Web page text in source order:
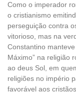
Como o imperador
o cristianismo
perseguição contra
vitorioso, mas na
Constantino
Máximo” na religião
ao deus Sol, em
religiões no império
favorável aos